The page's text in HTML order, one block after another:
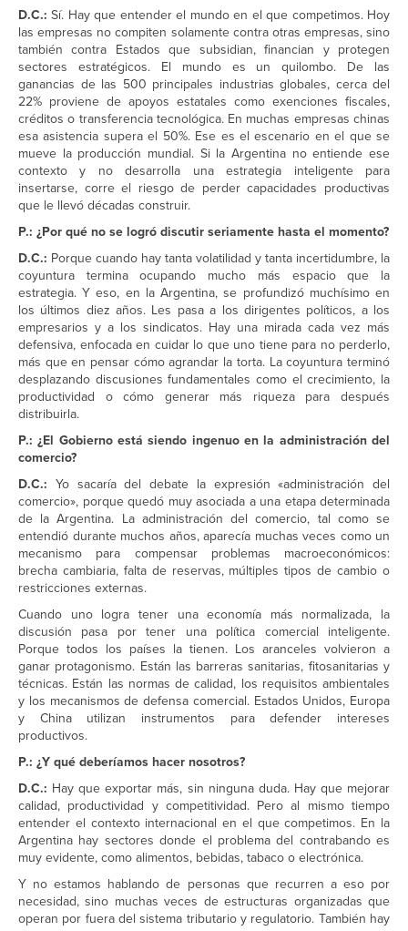
D.C.: Sí. Hay que entender el mundo en el que competimos. Hoy
las empresas no compiten solamente contra otras empresas, sino
también contra Estados que subsidian, financian y protegen
sectores estratégicos. El mundo es un quilombo. De las
ganancias de las 500 principales industrias globales, cerca del
22% proviene de apoyos estatales como exenciones fiscales,
créditos o transferencia tecnológica. En muchas empresas chinas
esa asistencia supera el 50%. Ese es el escenario en el que se
mueve la producción mundial. Si la Argentina no entiende ese
contexto y no desarrolla una estrategia inteligente para
insertarse, corre el riesgo de perder capacidades productivas
que le llevó décadas construir.
P.: ¿Por qué no se logró discutir seriamente hasta el momento?
D.C.: Porque cuando hay tanta volatilidad y tanta incertidumbre, la
coyuntura termina ocupando mucho más espacio que la
estrategia. Y eso, en la Argentina, se profundizó muchísimo en
los últimos diez años. Les pasa a los dirigentes políticos, a los
empresarios y a los sindicatos. Hay una mirada cada vez más
defensiva, enfocada en cuidar lo que uno tiene para no perderlo,
más que en pensar cómo agrandar la torta. La coyuntura terminó
desplazando discusiones fundamentales como el crecimiento, la
productividad o cómo generar más riqueza para después
distribuirla.
P.: ¿El Gobierno está siendo ingenuo en la administración del
comercio?
D.C.: Yo sacaría del debate la expresión «administración del
comercio», porque quedó muy asociada a una etapa determinada
de la Argentina. La administración del comercio, tal como se
entendió durante muchos años, aparecía muchas veces como un
mecanismo para compensar problemas macroeconómicos:
brecha cambiaria, falta de reservas, múltiples tipos de cambio o
restricciones externas.
Cuando uno logra tener una economía más normalizada, la
discusión pasa por tener una política comercial inteligente.
Porque todos los países la tienen. Los aranceles volvieron a
ganar protagonismo. Están las barreras sanitarias, fitosanitarias y
técnicas. Están las normas de calidad, los requisitos ambientales
y los mecanismos de defensa comercial. Estados Unidos, Europa
y China utilizan instrumentos para defender intereses
productivos.
P.: ¿Y qué deberíamos hacer nosotros?
D.C.: Hay que exportar más, sin ninguna duda. Hay que mejorar
calidad, productividad y competitividad. Pero al mismo tiempo
entender el contexto internacional en el que competimos. En la
Argentina hay sectores donde el problema del contrabando es
muy evidente, como alimentos, bebidas, tabaco o electrónica.
Y no estamos hablando de personas que recurren a eso por
necesidad, sino muchas veces de estructuras organizadas que
operan por fuera del sistema tributario y regulatorio. También hay